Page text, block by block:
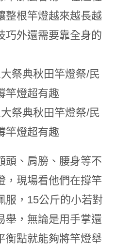
整根竿燈越來越長越
巧外還需要靠全身的
頭、肩膀、腰身等不
，現場看他們在撐竿
服，15公斤的小若對
舉，無論是用手掌還
衡點就能夠將竿燈舉